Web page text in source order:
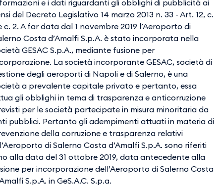
e i dati riguardanti gli obblighi di pubblicità ai
del Decreto Legislativo 14 marzo 2013 n. 33 - Art. 12, c.
c. 2. A far data dal 1 novembre 2019 l’Aeroporto di
Costa d’Amalfi S.p.A. è stato incorporata nella
GESAC S.p.A., mediante fusione per
La società incorporante GESAC, società di
degli aeroporti di Napoli e di Salerno, è una
a prevalente capitale privato e pertanto, essa
gli obblighi in tema di trasparenza e anticorruzione
per le società partecipate in misura minoritaria da
pubblici. Pertanto gli adempimenti attuati in materia di
della corruzione e trasparenza relativi
di Salerno Costa d’Amalfi S.p.A. sono riferiti
alla data del 31 ottobre 2019, data antecedente alla
per incorporazione dell’Aeroporto di Salerno Costa
S.p.A. in GeS.A.C. S.p.a.